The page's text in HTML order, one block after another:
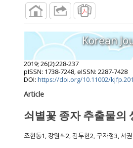
Korean
2019; 26(2):228-237
pISSN: 1738-7248, eISSN: 2287-7428
DOI: https://doi.org/10.11002/
Article
쇠별꽃 종자 추출물의
조현동1, 강원식2, 김두현2, 구자정3, 서